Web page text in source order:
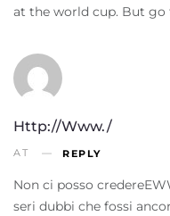
at the world cup. But go
Http://www./
AT REPLY
Non ci posso
seri dubbi che fossi